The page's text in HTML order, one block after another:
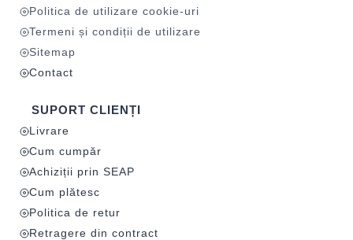
Politica de utilizare cookie-uri
Termeni și condiții de utilizare
Sitemap
Contact
SUPORT CLIENȚI
Livrare
Cum cumpăr
Achiziții prin SEAP
Cum plătesc
Politica de retur
Retragere din contract